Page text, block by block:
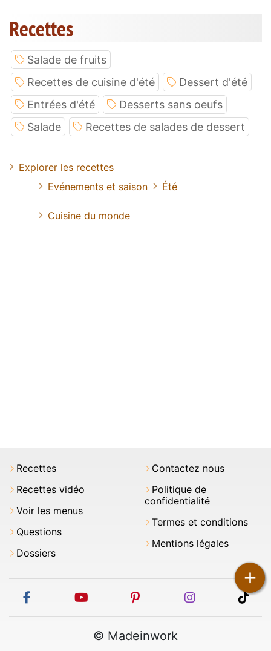
+
Recettes
Salade de fruits
Recettes de cuisine d'été
Dessert d'été
Entrées d'été
Desserts sans oeufs
Salade
Recettes de salades de dessert
Explorer les recettes
Evénements et saison
Été
Cuisine du monde
Recettes
Recettes vidéo
Voir les menus
Questions
Dossiers
Contactez nous
Politique de
confidentialité
Termes et conditions
Mentions légales
facebook youtube pinterest instagram
© Madeinwork